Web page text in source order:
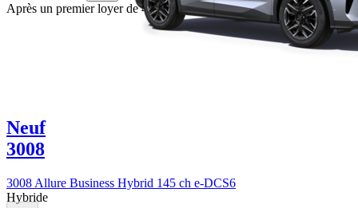
Après un premier loyer de 4 000 €
Neuf
3008
3008 Allure Business Hybrid 145 ch e-DCS6
Hybride